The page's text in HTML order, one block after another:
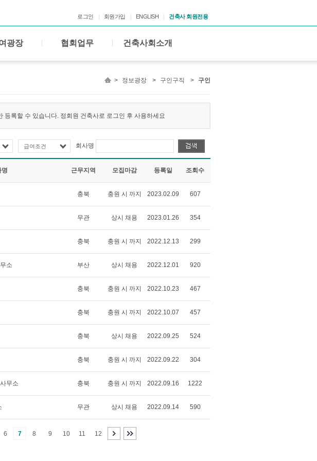
로그인 회원가입 ENGLISH 건축사 회원전용
광장 협회업무 건축사회소개
> 정보광장 > 구인구직 > 구인
등록할 수 있습니다. 정회원 건축사로 로그인 후 사용하세요
급여조건 회사명
명 근무지역 모집마감 등록일 조회수
충북 충원 시 까지 2023.02.09 607
무관 상시 채용 2023.01.26 354
충북 충원 시 까지 2022.12.13 299
소 부산 상시 채용 2022.12.01 920
충북 충원 시 까지 2022.10.23 467
충북 충원 시 까지 2022.10.07 457
충북 상시 채용 2022.09.25 524
충북 충원 시 까지 2022.09.22 304
무소 충북 충원 시 까지 2022.09.16 1222
무관 상시 채용 2022.09.14 590
6 7 8 9 10 11 12